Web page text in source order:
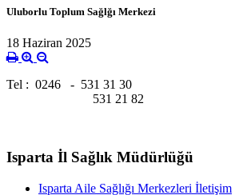
Uluborlu Toplum Sağlğı Merkezi
18 Haziran 2025
Tel : 0246 - 531 31 30
531 21 82
Isparta İl Sağlık Müdürlüğü
Isparta Aile Sağlığı Merkezleri İletişim